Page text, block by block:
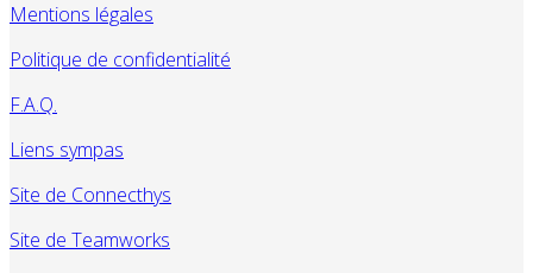
Mentions légales
Politique de confidentialité
F.A.Q.
Liens sympas
Site de Connecthys
Site de Teamworks